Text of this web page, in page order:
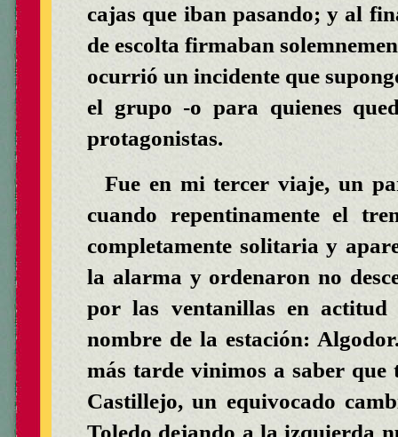
cajas que iban pasando; y al
de escolta firmaban
ocurrió un incidente que
el grupo -o para quienes
protagonistas.
Fue en mi tercer viaje, un
cuando repentinamente el
completamente solitaria y
la alarma y ordenaron no
por las ventanillas en actitud
nombre de la estación:
más tarde vinimos a saber
Castillejo, un equivocado
Toledo dejando a la izquierda